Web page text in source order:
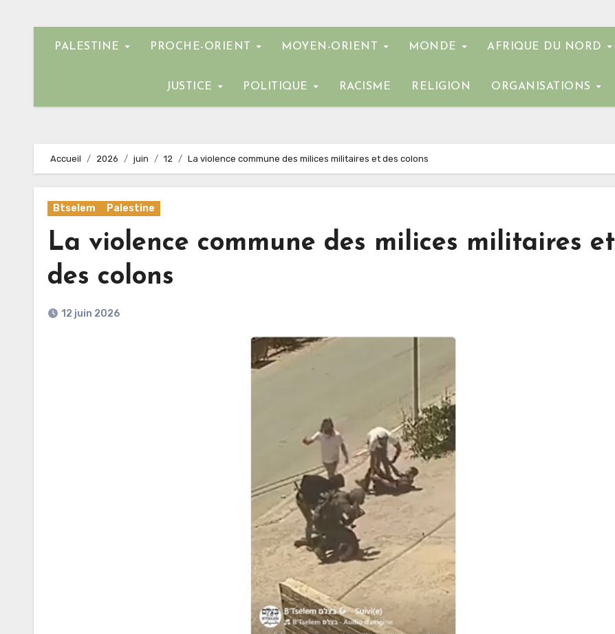
PALESTINE PROCHE-ORIENT MOYEN-ORIENT MONDE AFRIQUE DU NORD
JUSTICE POLITIQUE RACISME RELIGION ORGANISATIONS
Accueil 2026 juin 12 La violence commune des milices militaires et des colons
Btselem Palestine
La violence commune des milices militaires et
des colons
12 juin 2026